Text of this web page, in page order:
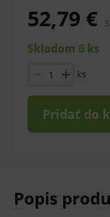
52,79 €
Skladom 6 ks
ks
Pridať do
Popis